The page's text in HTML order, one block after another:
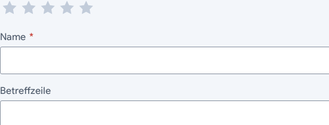
Name *
Betreffzeile